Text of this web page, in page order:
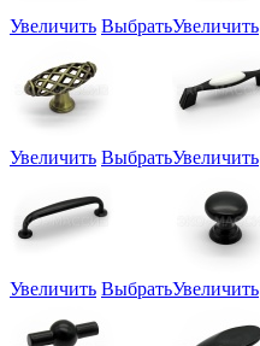
Увеличить ВыбратьУвеличить
Увеличить ВыбратьУвеличить
Увеличить ВыбратьУвеличить